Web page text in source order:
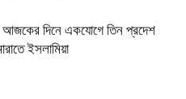
দিনে একযোগে তিন প্রদেশ
ইসলামিয়া